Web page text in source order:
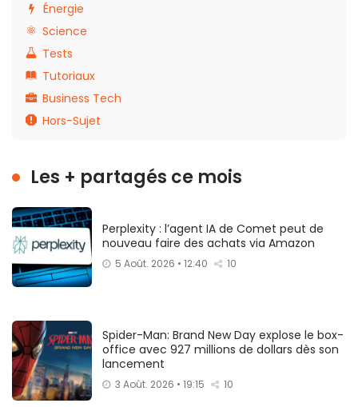
Énergie
Science
Tests
Tutoriaux
Business Tech
Hors-Sujet
Les + partagés ce mois
Perplexity : l’agent IA de Comet peut de
nouveau faire des achats via Amazon
5 Août. 2026 • 12:40 10
Spider-Man: Brand New Day explose le box-
office avec 927 millions de dollars dès son
lancement
3 Août. 2026 • 19:15 10